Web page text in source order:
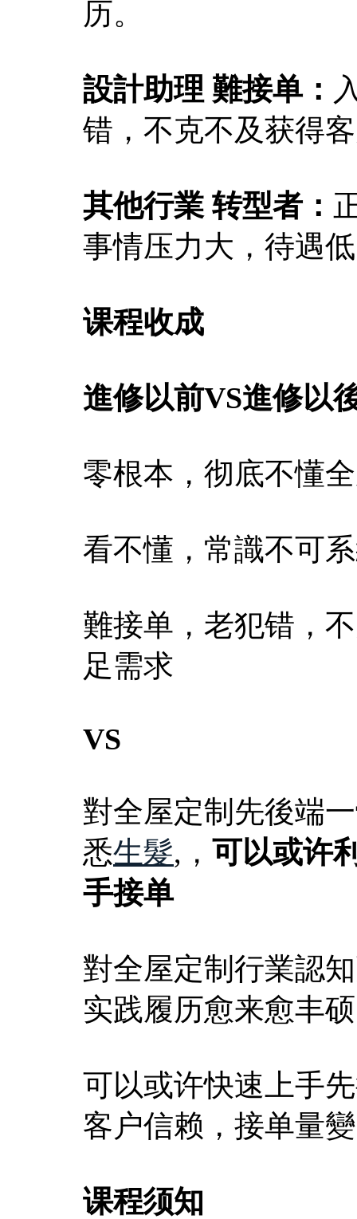
历。
設計助理 難接单：
错，不克不及获得
其他行業 转型者：
事情压力大，待遇
课程收成
進修以前VS進修以
零根本，彻底不懂
看不懂，常識不可
難接单，老犯错，
足需求
VS
對全屋定制先後端
悉生髮,， 可以或许
手接单
對全屋定制行業認
实践履历愈来愈丰
可以或许快速上手
客户信赖，接单量
课程须知